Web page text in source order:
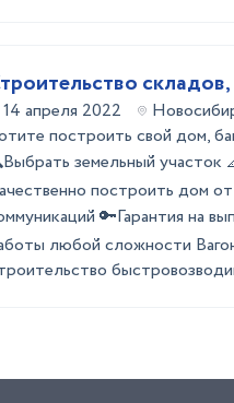
14 апреля 2022
построить свой дом,
земельный участок
построить дом
🔑Гарантия на
любой сложности